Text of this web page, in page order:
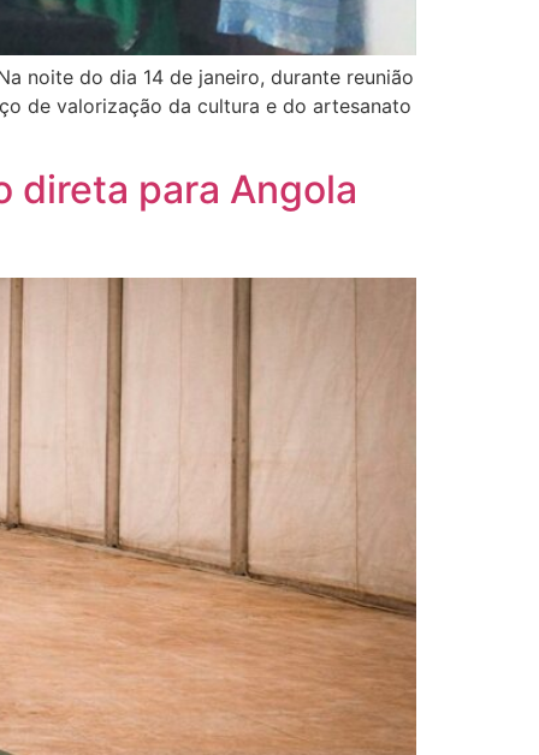
noite do dia 14 de janeiro, durante reunião
de valorização da cultura e do artesanato
direta para Angola